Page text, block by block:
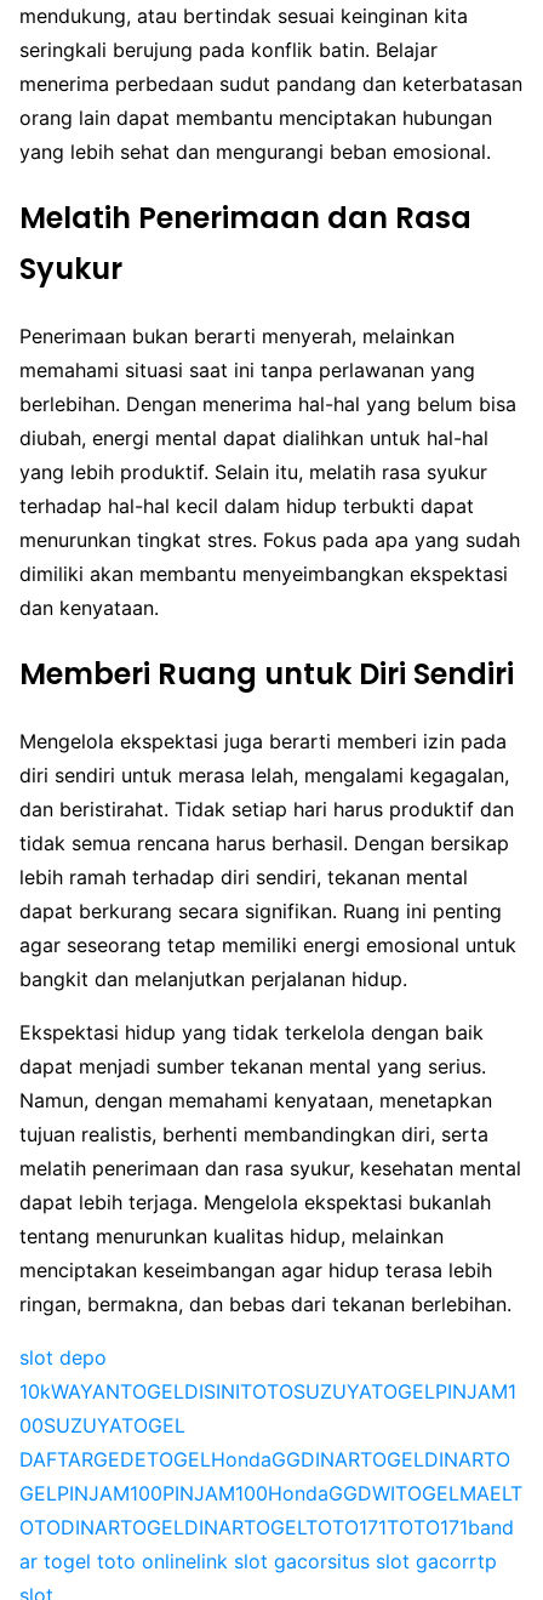
mendukung, atau bertindak sesuai keinginan kita
seringkali berujung pada konflik batin. Belajar
menerima perbedaan sudut pandang dan keterbatasan
orang lain dapat membantu menciptakan hubungan
yang lebih sehat dan mengurangi beban emosional.
Melatih Penerimaan dan Rasa
Syukur
Penerimaan bukan berarti menyerah, melainkan
memahami situasi saat ini tanpa perlawanan yang
berlebihan. Dengan menerima hal-hal yang belum bisa
diubah, energi mental dapat dialihkan untuk hal-hal
yang lebih produktif. Selain itu, melatih rasa syukur
terhadap hal-hal kecil dalam hidup terbukti dapat
menurunkan tingkat stres. Fokus pada apa yang sudah
dimiliki akan membantu menyeimbangkan ekspektasi
dan kenyataan.
Memberi Ruang untuk Diri Sendiri
Mengelola ekspektasi juga berarti memberi izin pada
diri sendiri untuk merasa lelah, mengalami kegagalan,
dan beristirahat. Tidak setiap hari harus produktif dan
tidak semua rencana harus berhasil. Dengan bersikap
lebih ramah terhadap diri sendiri, tekanan mental
dapat berkurang secara signifikan. Ruang ini penting
agar seseorang tetap memiliki energi emosional untuk
bangkit dan melanjutkan perjalanan hidup.
Ekspektasi hidup yang tidak terkelola dengan baik
dapat menjadi sumber tekanan mental yang serius.
Namun, dengan memahami kenyataan, menetapkan
tujuan realistis, berhenti membandingkan diri, serta
melatih penerimaan dan rasa syukur, kesehatan mental
dapat lebih terjaga. Mengelola ekspektasi bukanlah
tentang menurunkan kualitas hidup, melainkan
menciptakan keseimbangan agar hidup terasa lebih
ringan, bermakna, dan bebas dari tekanan berlebihan.
slot depo
10kWAYANTOGELDISINITOTOSUZUYATOGELPINJAM1
00SUZUYATOGEL
DAFTARGEDETOGELHondaGGDINARTOGELDINARTO
GELPINJAM100PINJAM100HondaGGDWITOGELMAELT
OTODINARTOGELDINARTOGELTOTO171TOTO171band
ar togel toto onlinelink slot gacorsitus slot gacorrtp